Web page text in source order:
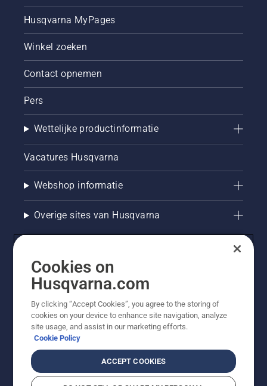
Husqvarna MyPages
Winkel zoeken
Contact opnemen
Pers
Wettelijke productinformatie
Vacatures Husqvarna
Webshop informatie
Overige sites van Husqvarna
© Husqvarna AB (publ). Alle rechten voorbehouden. De
getoonde prijzen zijn consumentenadviesprijzen. Alle
vermelde prijzen zijn adviesverkoopprijzen (incl. BTW),
tenzij het product beschikbaar is voor directe aankoop.
Cookies on
Husqvarna.com
By clicking “Accept Cookies”, you agree to the storing of
cookies on your device to enhance site navigation, analyze
site usage, and assist in our marketing efforts.
Cookie Policy
ACCEPT COOKIES